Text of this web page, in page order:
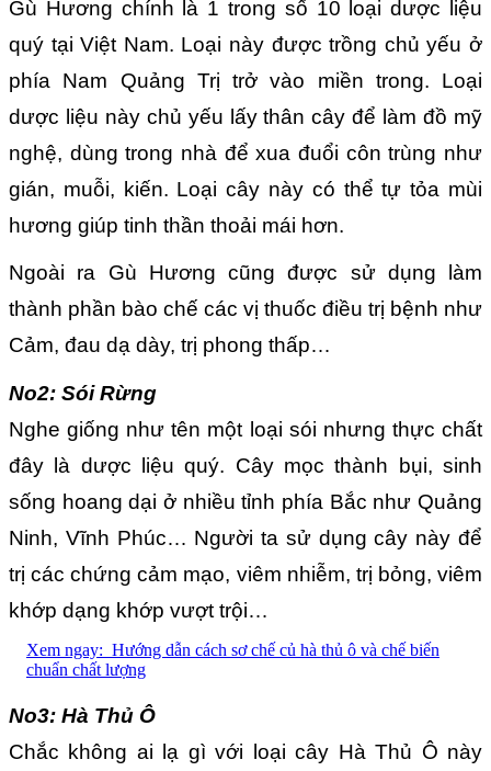
Gù Hương chính là 1 trong số 10 loại dược liệu
quý tại Việt Nam. Loại này được trồng chủ yếu ở
phía Nam Quảng Trị trở vào miền trong. Loại
dược liệu này chủ yếu lấy thân cây để làm đồ mỹ
nghệ, dùng trong nhà để xua đuổi côn trùng như
gián, muỗi, kiến. Loại cây này có thể tự tỏa mùi
hương giúp tinh thần thoải mái hơn.
Ngoài ra Gù Hương cũng được sử dụng làm
thành phần bào chế các vị thuốc điều trị bệnh như
Cảm, đau dạ dày, trị phong thấp…
No2: Sói Rừng
Nghe giống như tên một loại sói nhưng thực chất
đây là dược liệu quý. Cây mọc thành bụi, sinh
sống hoang dại ở nhiều tỉnh phía Bắc như Quảng
Ninh, Vĩnh Phúc… Người ta sử dụng cây này để
trị các chứng cảm mạo, viêm nhiễm, trị bỏng, viêm
khớp dạng khớp vượt trội…
Xem ngay: Hướng dẫn cách sơ chế củ hà thủ ô và chế biến
chuẩn chất lượng
No3: Hà Thủ Ô
Chắc không ai lạ gì với loại cây Hà Thủ Ô này